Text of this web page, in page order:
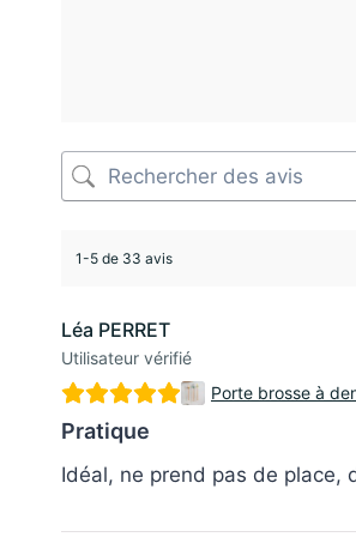
1-5 de 33 avis
Léa PERRET
Utilisateur vérifié
Porte brosse à
Pratique
Idéal, ne prend pas de place,